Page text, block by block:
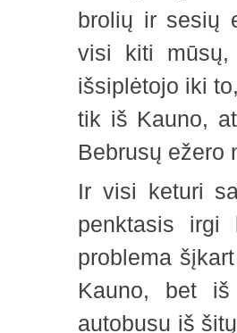
brolių ir sesių
visi kiti
išsiplėtojo iki
tik iš Kauno,
Bebrusų ežero
Ir visi keturi
penktasis irgi
problema
Kauno, bet
autobusu iš